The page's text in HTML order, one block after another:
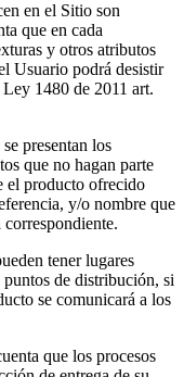
en el Sitio son
que en cada
y otros atributos
Usuario podrá desistir
1480 de 2011 art.
presentan los
que no hagan parte
el producto ofrecido
y/o nombre que
tener lugares
puntos de distribución, si
se comunicará a los
que los procesos